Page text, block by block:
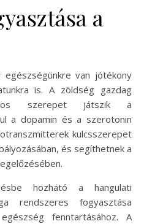
a
van jótékony
is. A zöldség gazdag
szerepet játszik a
a dopamin és a szerotonin
kulcsszerepet
és segíthetnek a
hozható a hangulati
rendszeres fogyasztása
fenntartásához. A